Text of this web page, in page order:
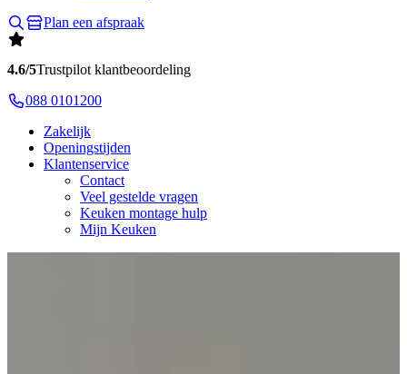
Plan een afspraak
4.6/5Trustpilot klantbeoordeling
088 0101200
Zakelijk
Openingstijden
Klantenservice
Contact
Veel gestelde vragen
Keuken montage hulp
Mijn Keuken